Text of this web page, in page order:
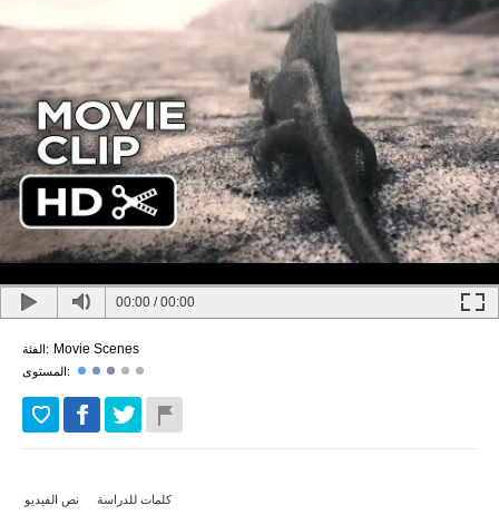
00:00 /00:00
الفئة: Movie Scenes
المستوى:
نص الفيديو كلمات للدراسة